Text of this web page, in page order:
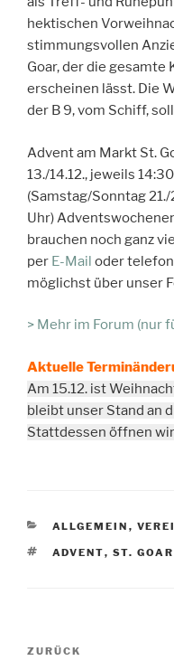
hektischen
stimmungsvollen
Goar, der die
erscheinen lässt. Die
der B 9, vom Schiff,
Advent am Markt St.
13./14.12., jeweils
(Samstag/Sonntag
Uhr)
brauchen noch ganz
per E-Mail oder
möglichst über unser
> Mehr im Forum (nur
Aktuelle
Am 15.12. ist
bleibt unser Stand an
Stattdessen öffnen
KATEGORIEN
ALLGEMEIN ,
SCHLAGWÖRTER
ADVENT, ST. GOAR
Vorheriger
ZURÜCK